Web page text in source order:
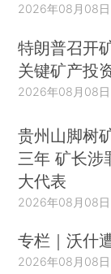
2026年08月08日
特朗普召开
关键矿产投
2026年08月08日
贵州山脚树
三年 矿长涉
大代表
2026年08月08日
专栏｜沃什
2026年08月08日